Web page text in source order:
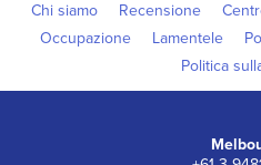
Chi siamo Recensione
Occupazione
Lamentele
Politica